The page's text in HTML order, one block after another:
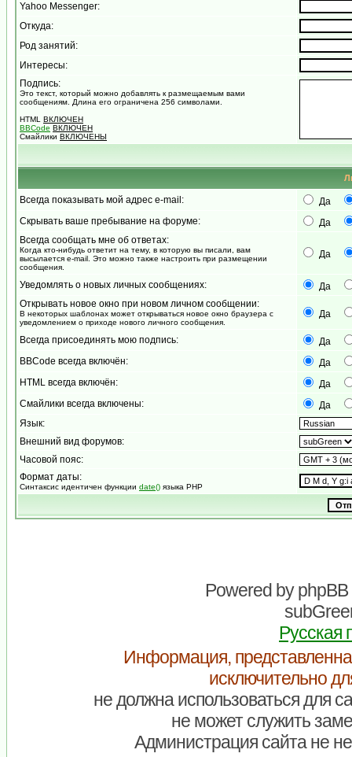
Yahoo Messenger:
Откуда:
Род занятий:
Интересы:
Подпись:
Это текст, который можно добавлять к размещаемым вами
сообщениям. Длина его ограничена 256 символами.
HTML ВКЛЮЧЕН
BBCode ВКЛЮЧЕН
Смайлики ВКЛЮЧЕНЫ
Всегда показывать мой адрес e-mail:
Да
Скрывать ваше пребывание на форуме:
Да
Всегда сообщать мне об ответах:
Когда кто-нибудь ответит на тему, в которую вы писали, вам
высылается e-mail. Это можно также настроить при размещении
сообщения.
Да
Уведомлять о новых личных сообщениях:
Да
Открывать новое окно при новом личном сообщении:
В некоторых шаблонах может открываться новое окно браузера с
уведомлением о приходе нового личного сообщения.
Да
Всегда присоединять мою подпись:
Да
BBCode всегда включён:
Да
HTML всегда включён:
Да
Смайлики всегда включены:
Да
Язык:
Внешний вид форумов:
Часовой пояс:
Формат даты:
Синтаксис идентичен функции date() языка PHP
Powered byphpBB
Русская
Информация,
исключительно
не должна использоваться для
не может служить
Администрация сайта не